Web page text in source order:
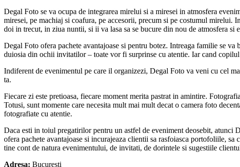
Degal Foto se va ocupa de integrarea mirelui si a miresei in atmosfera
miresei, pe machiaj si coafura, pe accesorii, precum si pe costumul
doi in trecut, in ziua nuntii, si ii va lasa sa se bucure din nou de atmosfera si
Degal Foto ofera pachete avantajoase si pentru botez. Intreaga familie se
duiosia din ochii invitatilor – toate vor fi surprinse cu atentie. Iar cand
Indiferent de evenimentul pe care il organizezi, Degal Foto va veni cu cel
ta.
Fiecare zi este pretioasa, fiecare moment merita pastrat in amintire.
Totusi, sunt momente care necesita mult mai mult decat o camera foto
fotografiate cu atentie.
Daca esti in toiul pregatirilor pentru un astfel de eveniment deosebit,
ofera pachete avantajoase si incurajeaza clientii sa rasfoiasca portofoliile,
tine cont de natura evenimentului, de invitati, de dorintele si sugestiile
Adresa: Bucuresti